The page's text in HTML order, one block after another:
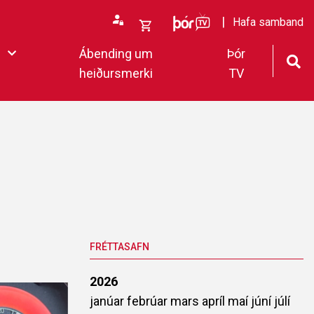
Ábending um
heiðursmerki
Þór
TV
Opna
körfu
ÞórTvHafa samband
FRÉTTASAFN
2026
janúarfebrúar mars apríl maí júní júlí